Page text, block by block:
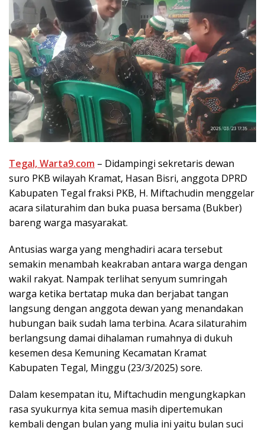
Tegal, Warta9.com – Didampingi sekretaris dewan
suro PKB wilayah Kramat, Hasan Bisri, anggota DPRD
Kabupaten Tegal fraksi PKB, H. Miftachudin menggelar
acara silaturahim dan buka puasa bersama (Bukber)
bareng warga masyarakat.
Antusias warga yang menghadiri acara tersebut
semakin menambah keakraban antara warga dengan
wakil rakyat. Nampak terlihat senyum sumringah
warga ketika bertatap muka dan berjabat tangan
langsung dengan anggota dewan yang menandakan
hubungan baik sudah lama terbina. Acara silaturahim
berlangsung damai dihalaman rumahnya di dukuh
kesemen desa Kemuning Kecamatan Kramat
Kabupaten Tegal, Minggu (23/3/2025) sore.
Dalam kesempatan itu, Miftachudin mengungkapkan
rasa syukurnya kita semua masih dipertemukan
kembali dengan bulan yang mulia ini yaitu bulan suci